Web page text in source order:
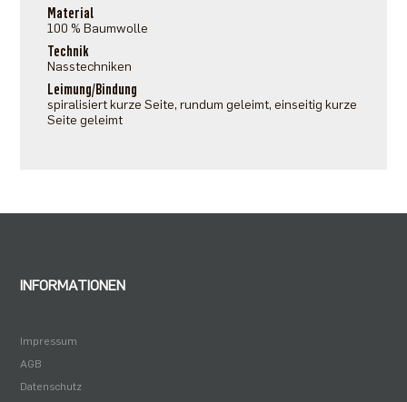
Material
100 % Baumwolle
Technik
Nasstechniken
Leimung/Bindung
spiralisiert kurze Seite, rundum geleimt, einseitig kurze
Seite geleimt
INFORMATIONEN
Impressum
AGB
Datenschutz